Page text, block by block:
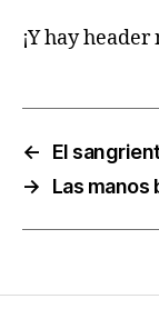
¡Y hay header
←
El
→
Las manos